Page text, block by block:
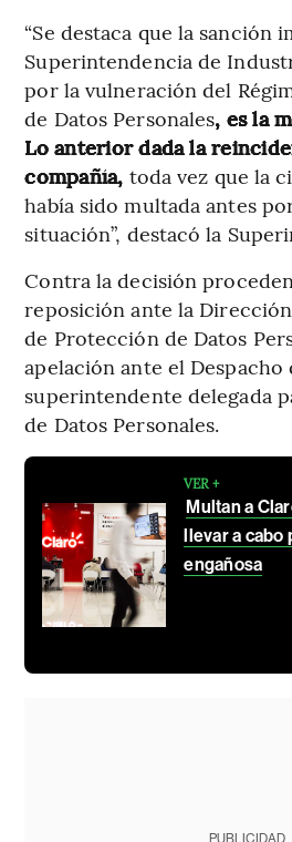
“Se destaca que la sanción
Superintendencia de
por la vulneración del
de Datos Personales, es la
Lo anterior dada la
compañía, toda vez que la
había sido multada antes
situación”, destacó la
Contra la decisión
reposición ante la
de Protección de Datos
apelación ante el Despacho
superintendente delegada
de Datos Personales.
VER +
Multan a
llevar a cabo
engañosa
PUBLICIDAD